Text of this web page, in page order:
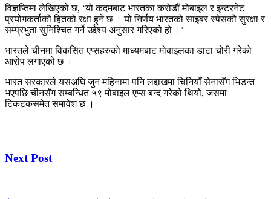
विज्ञप्तिमा लेखिएको छ, ‘यो कदमबाट भारतका करोडौं मोबाइल र इन्टरनेट
प्रयोगकर्ताको हितको रक्षा हुने छ । यो निर्णय भारतको साइबर स्पेसको सुरक्षा र
सम्प्रभुता सुनिश्चित गर्ने उद्देश्य अनुसार गरिएको हो ।’
भारतले चीनमा विकसित एप्सहरुको माध्यमबाट मोबाइलका डाटा चोरी गरेको
आरोप लगाएको छ ।
भारत सरकारले यसअघि जुन महिनामा पनि लद्दाखमा चिनियाँ सेनासँग भिडन्त
भएपछि चीनसँग सम्बन्धित ५९ मोबाइल एप्स बन्द गरेको थियो, जसमा
टिकटकसमेत समावेश छ ।
Next Post